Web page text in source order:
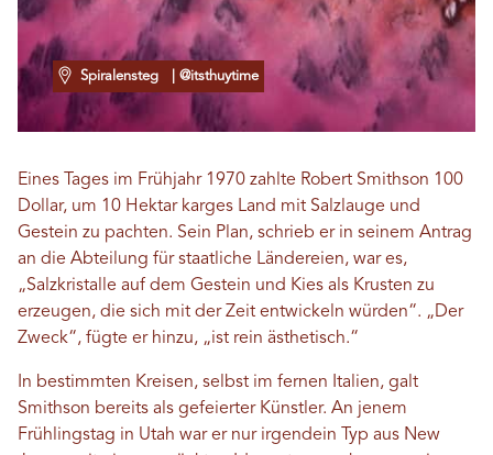
Spiralensteg | @itsthuytime
Eines Tages im Frühjahr 1970 zahlte Robert Smithson 100
Dollar, um 10 Hektar karges Land mit Salzlauge und
Gestein zu pachten. Sein Plan, schrieb er in seinem Antrag
an die Abteilung für staatliche Ländereien, war es,
„Salzkristalle auf dem Gestein und Kies als Krusten zu
erzeugen, die sich mit der Zeit entwickeln würden“. „Der
Zweck“, fügte er hinzu, „ist rein ästhetisch.“
In bestimmten Kreisen, selbst im fernen Italien, galt
Smithson bereits als gefeierter Künstler. An jenem
Frühlingstag in Utah war er nur irgendein Typ aus New